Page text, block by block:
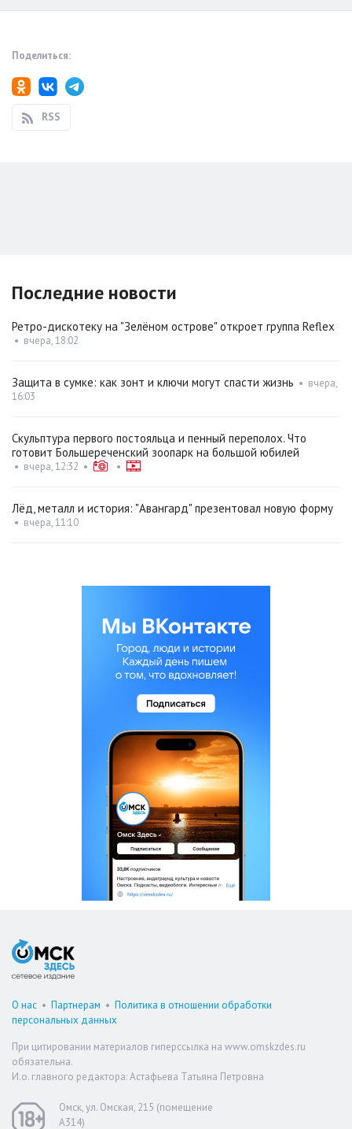
Поделиться:
RSS
Последние новости
Ретро-дискотеку на "Зелёном острове" откроет группа Reflex
• вчера, 18:02
Защита в сумке: как зонт и ключи могут спасти жизнь • вчера,
16:03
Скульптура первого постояльца и пенный переполох. Что
готовит Большереченский зоопарк на большой юбилей
• вчера, 12:32 • •
Лёд, металл и история: "Авангард" презентовал новую форму
• вчера, 11:10
О нас • Партнерам • Политика в отношении обработки
персональных данных
При цитировании материалов гиперссылка на www.omskzdes.ru
обязательна.
И.о. главного редактора: Астафьева Татьяна Петровна
Омск, ул. Омская, 215 (помещение
А314)